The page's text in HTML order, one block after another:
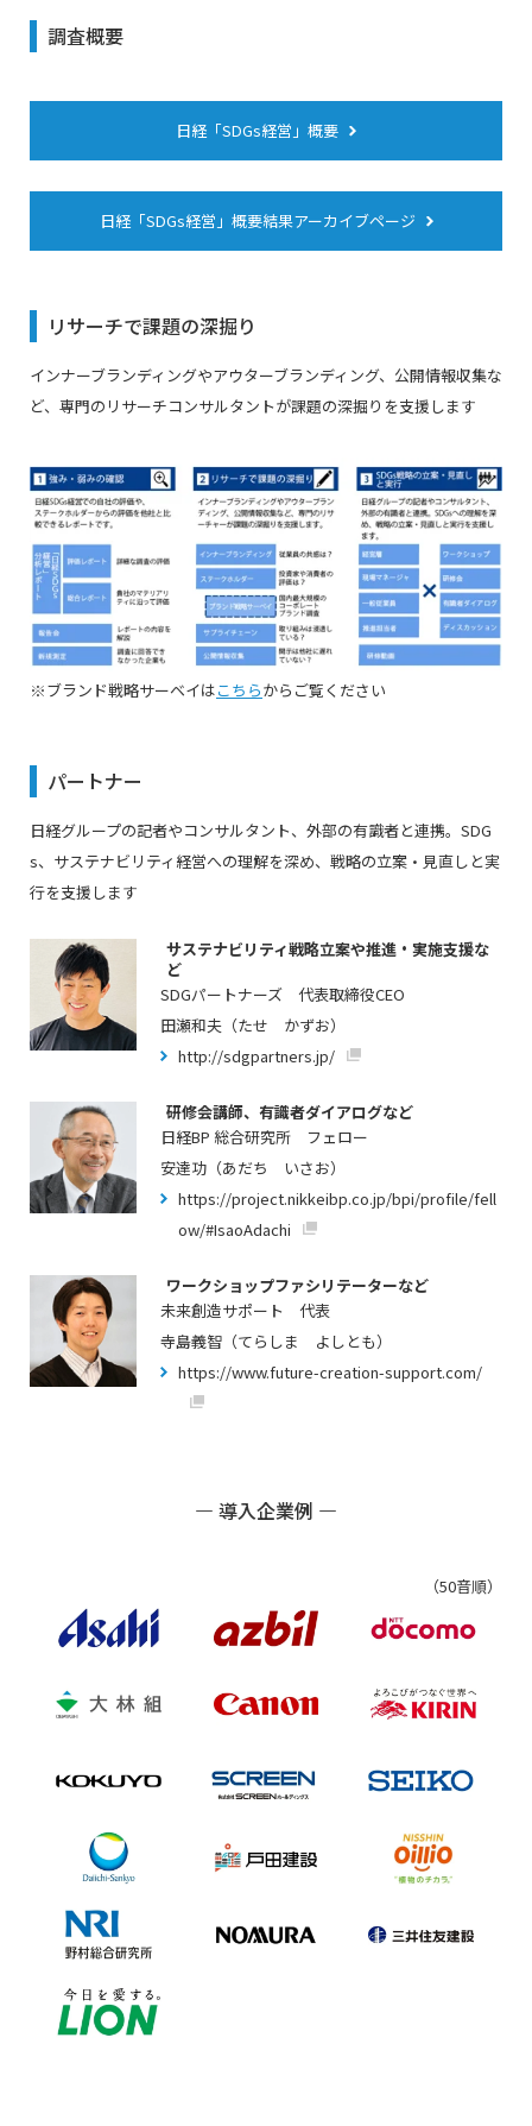
調査概要
日経「SDGs経営」概要
日経「SDGs経営」概要結果アーカイブページ
リサーチで課題の深掘り
インナーブランディングやアウターブランディング、公開情報収集な
ど、専門のリサーチコンサルタントが課題の深掘りを支援します
※ブランド戦略サーベイはこちらからご覧ください
パートナー
日経グループの記者やコンサルタント、外部の有識者と連携。 SDG
s、サステナビリティ経営への理解を深め、戦略の立案・見直しと実
行を支援します
サステナビリティ戦略立案や推進・実施支援な
ど
SDGパートナーズ 代表取締役CEO
田瀬和夫（たせ かずお）
http://sdgpartners.jp/
研修会講師、有識者ダイアログなど
日経BP 総合研究所 フェロー
安達功（あだち いさお）
https://project.nikkeibp.co.jp/bpi/profile/fell
ow/#IsaoAdachi
ワークショップファシリテーターなど
未来創造サポート 代表
寺島義智（てらしま よしとも）
https://www.future-creation-support.com/
― 導入企業例 ―
（50音順）